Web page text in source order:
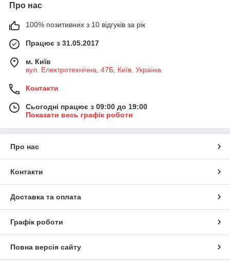
Про нас
100% позитивних з 10 відгуків за рік
Працює з 31.05.2017
м. Київ
вул. Електротехнічна, 47Б, Київ, Україна
Контакти
Сьогодні працює з 09:00 до 19:00
Показати весь графік роботи
Про нас
Контакти
Доставка та оплата
Графік роботи
Повна версія сайту